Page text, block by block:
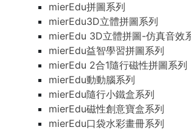
mierEdu拼圖系列
mierEdu3D立體拼圖系列
mierEdu 3D立體拼圖-仿真音效
mierEdu益智學習拼圖系列
mierEdu 2合1隨行磁性拼圖系列
mierEdu動動腦系列
mierEdu隨行小鐵盒系列
mierEdu磁性創意寶盒系列
mierEdu口袋水彩畫冊系列